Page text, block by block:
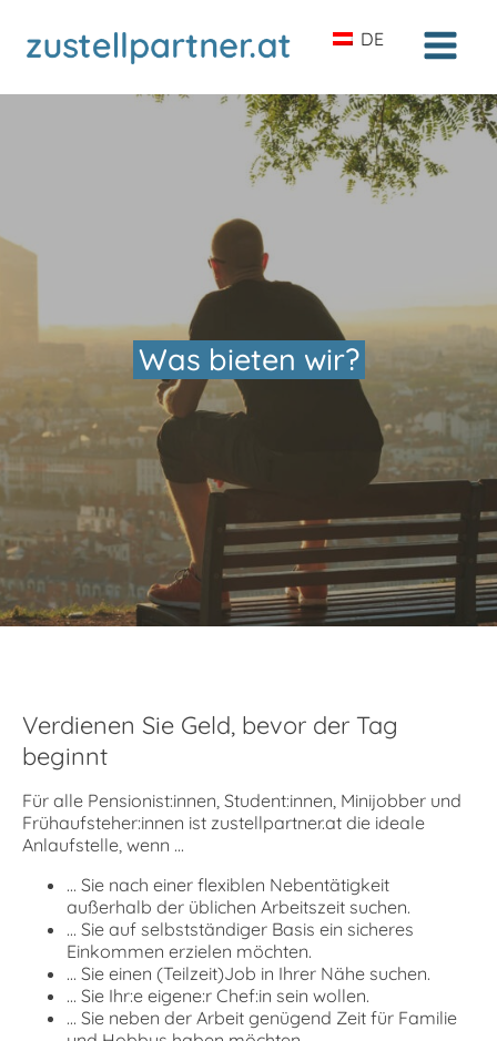
DE
Was bieten wir?
Verdienen Sie Geld, bevor der Tag
beginnt
Für alle Pensionist:innen, Student:innen, Minijobber und
Frühaufsteher:innen ist zustellpartner.at die ideale
Anlaufstelle, wenn ...
... Sie nach einer flexiblen Nebentätigkeit
außerhalb der üblichen Arbeitszeit suchen.
... Sie auf selbstständiger Basis ein sicheres
Einkommen erzielen möchten.
... Sie einen (Teilzeit)Job in Ihrer Nähe suchen.
... Sie Ihr:e eigene:r Chef:in sein wollen.
... Sie neben der Arbeit genügend Zeit für Familie